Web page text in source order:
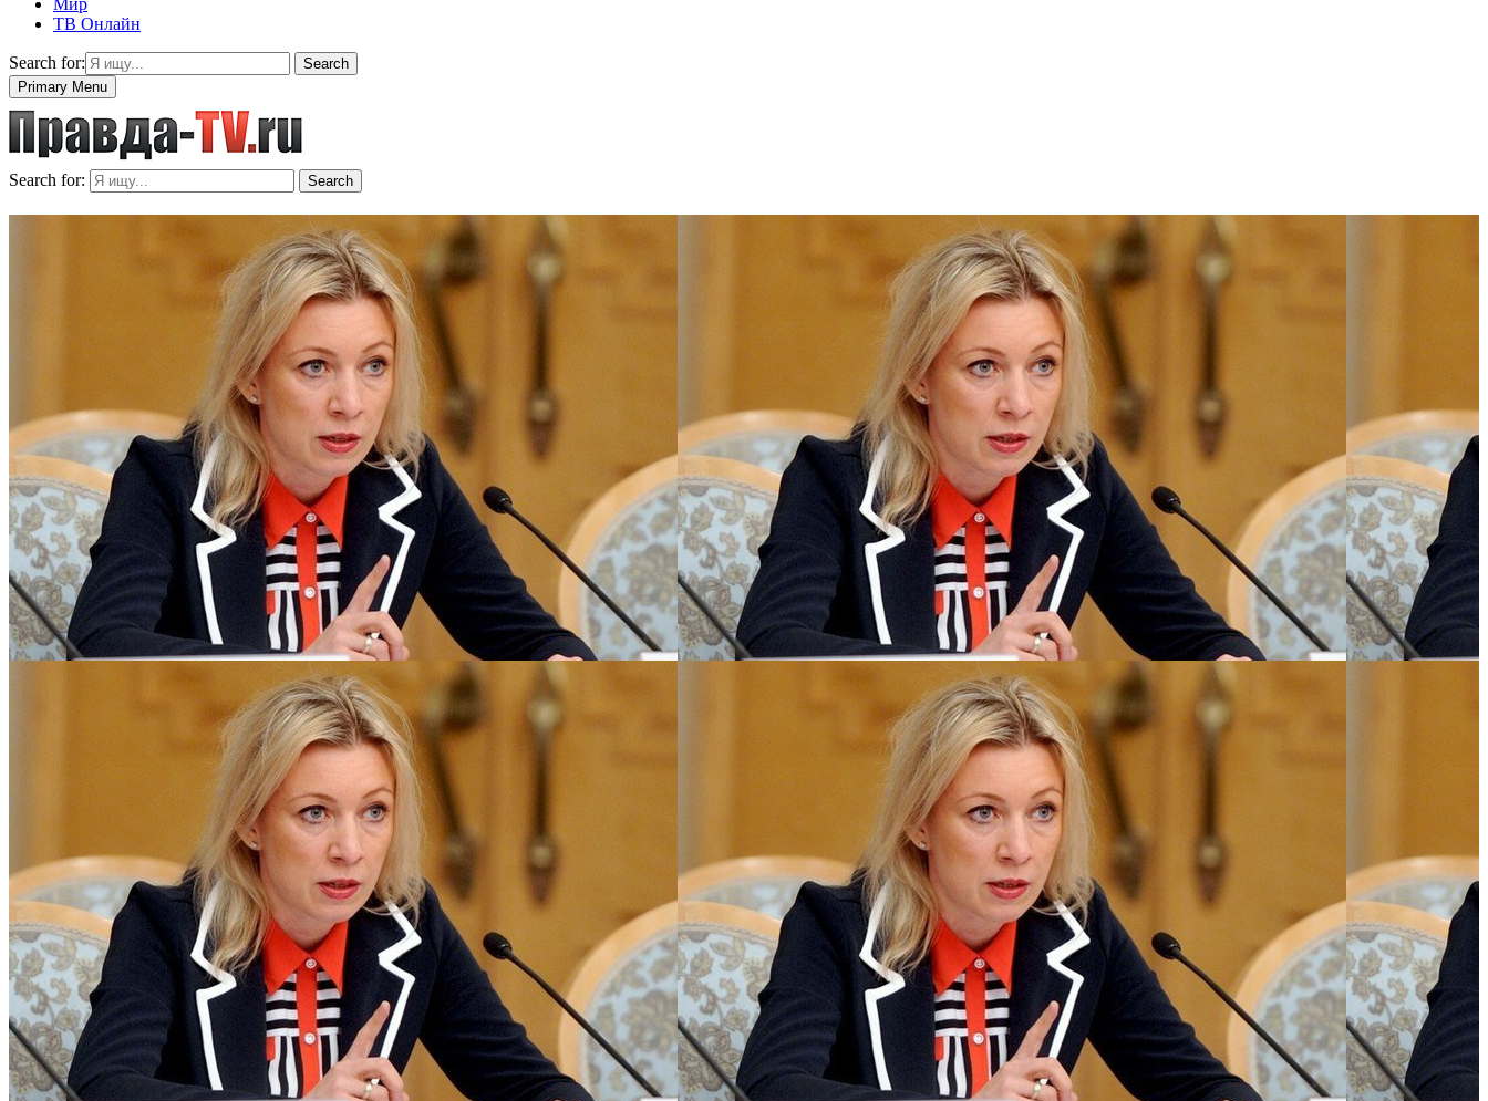
Мир
ТВ Онлайн
Search for:
Search
Primary Menu
Search for: Search